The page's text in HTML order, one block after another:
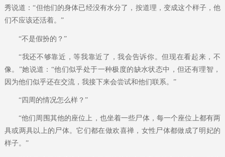
秀说道：“但他们的身体已经没有水分了，按道理，变成这个样子，他
们不应该还活着。”
“不是假扮的？”
“我还不够靠近，等我靠近了，我会告诉你。但现在看起来，不
像。”她说道：“他们似乎处于一种极度的缺水状态中，但还有理智，
因为他们似乎还在交流，我接下来会尝试和他们联系。”
“四周的情况怎么样？”
“他们周围其他的座位上，也坐着一些尸体，每一个座位上都有两
具或两具以上的尸体。它们都在做欢喜禅，女性尸体都做成了明妃的
样子。”